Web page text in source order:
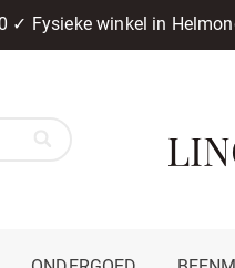
✓ Fysieke winkel in